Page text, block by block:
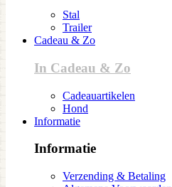
Stal
Trailer
Cadeau & Zo
In Cadeau & Zo
Cadeauartikelen
Hond
Informatie
Informatie
Verzending & Betaling